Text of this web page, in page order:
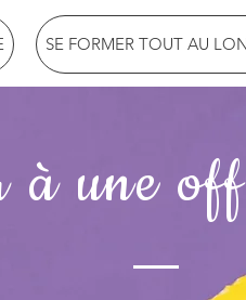
SE FORMER TOUT AU
à une